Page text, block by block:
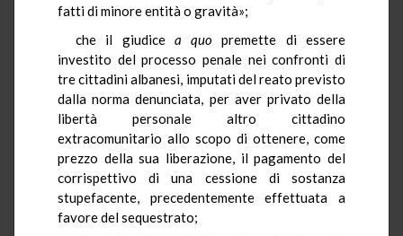
fatti di minore entità o gravità»;
che il giudice a quo premette di essere
investito del processo penale nei confronti di
tre cittadini albanesi, imputati del reato previsto
dalla norma denunciata, per aver privato della
libertà personale altro cittadino
extracomunitario allo scopo di ottenere, come
prezzo della sua liberazione, il pagamento del
corrispettivo di una cessione di sostanza
stupefacente, precedentemente effettuata a
favore del sequestrato;